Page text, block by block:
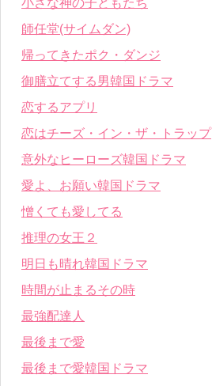
師任堂(サイムダン)
帰ってきたポク・ダンジ
御膳立てする男韓国ドラマ
恋するアプリ
恋はチーズ・イン・ザ・トラップ
意外なヒーローズ韓国ドラマ
愛よ、お願い韓国ドラマ
憎くても愛してる
推理の女王２
明日も晴れ韓国ドラマ
時間が止まるその時
最強配達人
最後まで愛
最後まで愛韓国ドラマ